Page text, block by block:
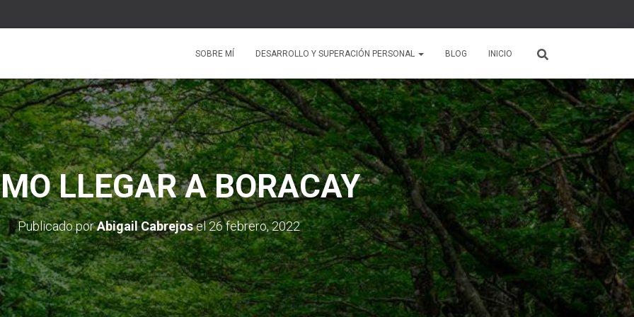
SOBRE MÍ DESARROLLO Y SUPERACIÓN PERSONAL BLOG INICIO
LLEGAR A BORACAY
Publicado porAbigail Cabrejosel26 febrero, 2022